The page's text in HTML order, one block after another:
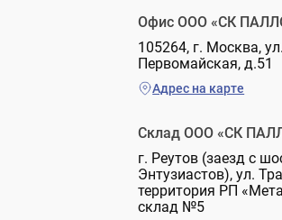
Офис ООО «СК
105264, г. Москва,
Первомайская, д.51
Адрес на карте
Склад ООО «СК
г. Реутов (заезд с
Энтузиастов), ул.
территория РП
склад №5